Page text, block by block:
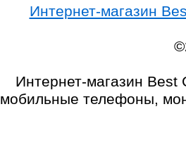
Интернет-магазин
Интернет-магазин Best
мобильные телефоны,